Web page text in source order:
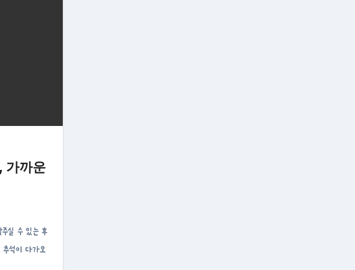
가까운
추석이 다가오